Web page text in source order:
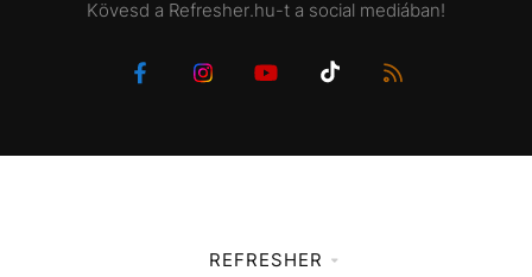
Kövesd a Refresher.hu-t a social mediában!
REFRESHER